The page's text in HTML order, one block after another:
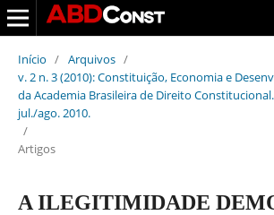
Início / Arquivos /
v. 2 n. 3 (2010): Constituição, Economia e
da Academia Brasileira de Direito
jul./ago. 2010.
/
Artigos
A ILEGITIMIDADE